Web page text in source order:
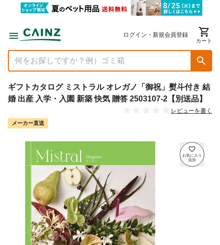
ログイン・新規会員登録
カート
ギフトカタログ ミストラル オレガノ「御祝」熨斗付き 結
婚 出産 入学・入園 新築 快気 贈答 2503107-2【別送品】
レビューを書く
メーカー直送